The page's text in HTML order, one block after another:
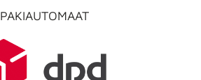
PAKIAUTOMAAT